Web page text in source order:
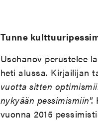
Tunne
Uschanov perustelee
heti alussa. Kirjailijan
vuotta sitten
nykyään pessimismiin
vuonna 2015